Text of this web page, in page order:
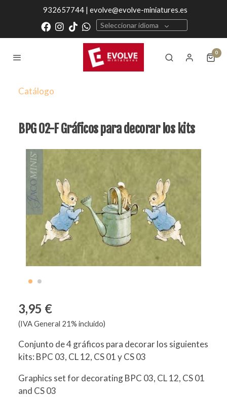
932657744 | evolve@evolve-miniatures.es
Seleccionar idioma
0
Catálogo
BPG 02-F Gráficos para decorar los kits
3,95 €
(IVA General 21% incluido)
Conjunto de 4 gráficos para decorar los siguientes
kits: BPC 03, CL 12, CS 01 y CS 03
Graphics set for decorating BPC 03, CL 12, CS 01
and CS 03